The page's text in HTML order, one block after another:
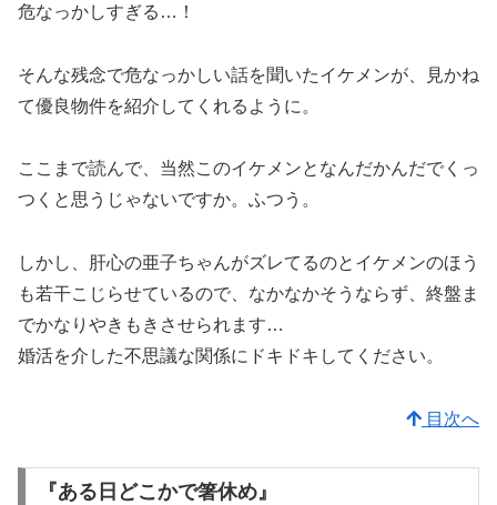
危なっかしすぎる…！
そんな残念で危なっかしい話を聞いたイケメンが、見かね
て優良物件を紹介してくれるように。
ここまで読んで、当然このイケメンとなんだかんだでくっ
つくと思うじゃないですか。ふつう。
しかし、肝心の亜子ちゃんがズレてるのとイケメンのほう
も若干こじらせているので、なかなかそうならず、終盤ま
でかなりやきもきさせられます…
婚活を介した不思議な関係にドキドキしてください。
目次へ
『ある日どこかで箸休め』